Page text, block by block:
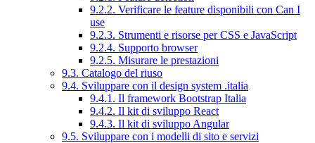
9.2.2. Verificare le feature disponibili con Can I
use
9.2.3. Strumenti e risorse per CSS e JavaScript
9.2.4. Supporto browser
9.2.5. Misurare le prestazioni
9.3. Catalogo del riuso
9.4. Sviluppare con il design system .italia
9.4.1. Il framework Bootstrap Italia
9.4.2. Il kit di sviluppo React
9.4.3. Il kit di sviluppo Angular
9.5. Sviluppare con i modelli di sito e servizi